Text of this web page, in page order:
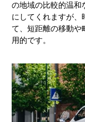
の地域の比較的温和
にしてくれますが、
て、短距離の移動や
用的です。